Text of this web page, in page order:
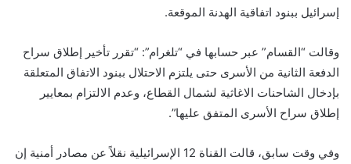
إسرائيل ببنود اتفاقية الهدنة الموقعة.
وقالت “القسام” عبر حسابها في “تلغرام”: “تقرر تأخير إطلاق سراح
الدفعة الثانية من الأسرى حتى يلتزم الاحتلال ببنود الاتفاق المتعلقة
بإدخال الشاحنات الاغاثية لشمال القطاع، وعدم الالتزام بمعايير
إطلاق سراح الأسرى المتفق عليها”.
وفي وقت سابق، قالت القناة 12 الإسرائيلية نقلاً عن مصادر أمنية إن